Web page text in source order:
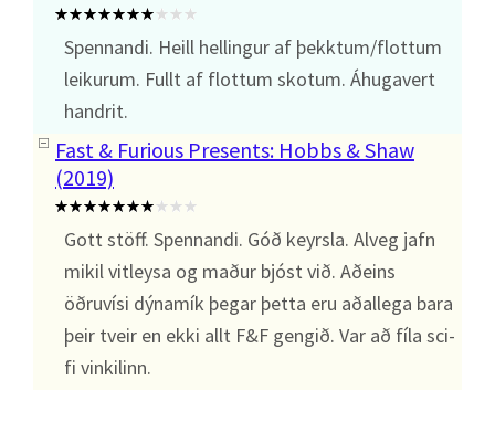
Spennandi. Heill hellingur af þekktum/flottum
leikurum. Fullt af flottum skotum. Áhugavert
handrit.
Fast & Furious Presents: Hobbs & Shaw
(2019)
Gott stöff. Spennandi. Góð keyrsla. Alveg jafn
mikil vitleysa og maður bjóst við. Aðeins
öðruvísi dýnamík þegar þetta eru aðallega bara
þeir tveir en ekki allt F&F gengið. Var að fíla sci-
fi vinkilinn.